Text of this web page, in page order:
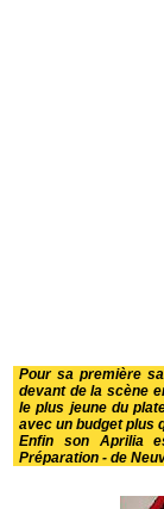
Pour sa première
devant de la scène
le plus jeune du
avec un budget plus
Enfin son Aprilia
Préparation - de